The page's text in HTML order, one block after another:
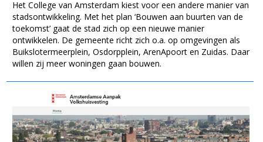
Het College van Amsterdam kiest voor een andere manier van
stadsontwikkeling. Met het plan ‘Bouwen aan buurten van de
toekomst’ gaat de stad zich op een nieuwe manier
ontwikkelen. De gemeente richt zich o.a. op omgevingen als
Buikslotermeerplein, Osdorpplein, ArenApoort en Zuidas. Daar
willen zij meer woningen gaan bouwen.